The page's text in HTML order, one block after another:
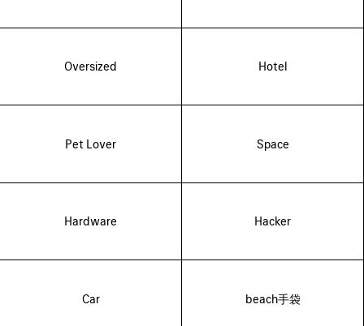
Oversized Hotel
Pet Lover Space
Hardware Hacker
Car beach手袋